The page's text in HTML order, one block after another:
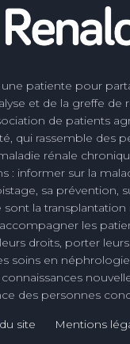
patiente pour
et de la greffe de
de patients
qui rassemble des
rénale
: informer sur la
sa prévention,
la transplantation
les
droits, porter
soins en
des personnes
site Mentions